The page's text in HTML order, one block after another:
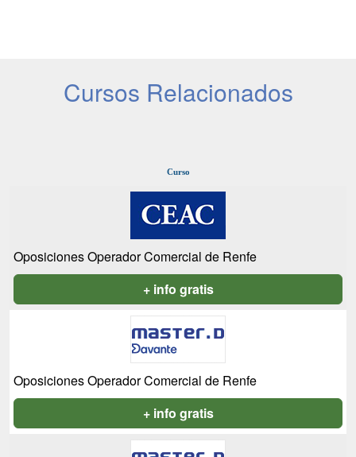
Cursos Relacionados
Curso
Oposiciones Operador Comercial de Renfe
+ info gratis
Oposiciones Operador Comercial de Renfe
+ info gratis